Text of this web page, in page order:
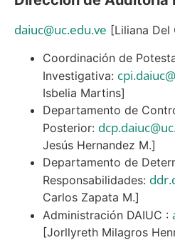
daiuc@uc.edu.ve [Liliana Del
Coordinación de
Investigativa:
Isbelia Martins]
Departamento de
Posterior:
Jesús Hernandez M.]
Departamento de
Responsabilidades:
Carlos Zapata M.]
Administración DAIUC :
[Jorllyreth Milagros